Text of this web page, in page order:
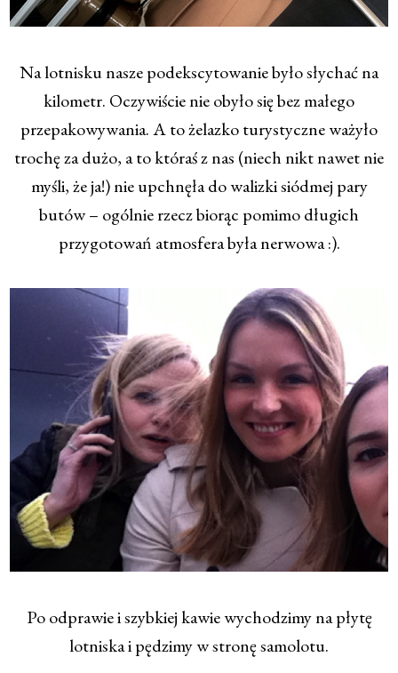
Na lotnisku nasze podekscytowanie było słychać na
kilometr. Oczywiście nie obyło się bez małego
przepakowywania. A to żelazko turystyczne ważyło
trochę za dużo, a to któraś z nas (niech nikt nawet nie
myśli, że ja!) nie upchnęła do walizki siódmej pary
butów – ogólnie rzecz biorąc pomimo długich
przygotowań atmosfera była nerwowa :).
Po odprawie i szybkiej kawie wychodzimy na płytę
lotniska i pędzimy w stronę samolotu.